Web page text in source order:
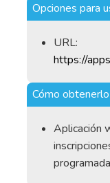
Opciones para
URL:
https://
Cómo
Aplicación